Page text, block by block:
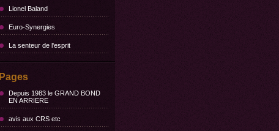
Lionel Baland
Euro-Synergies
La senteur de l'esprit
Pages
Depuis 1983 le GRAND BOND
EN ARRIERE
avis aux CRS etc